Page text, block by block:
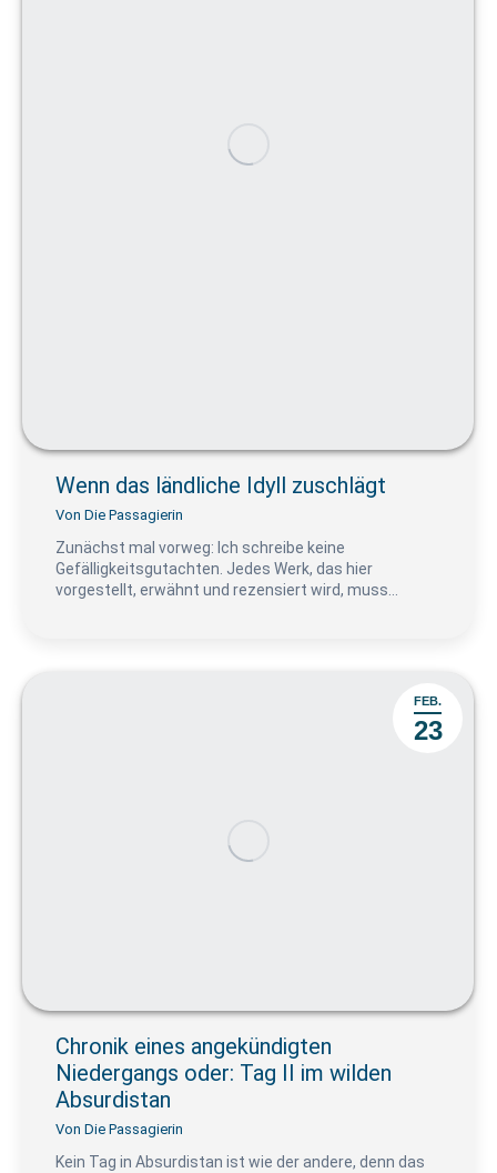
Wenn das ländliche Idyll zuschlägt
Von Die Passagierin
Zunächst mal vorweg: Ich schreibe keine
Gefälligkeitsgutachten. Jedes Werk, das hier
vorgestellt, erwähnt und rezensiert wird, muss…
FEB.
23
Chronik eines angekündigten
Niedergangs oder: Tag II im wilden
Absurdistan
Von Die Passagierin
Kein Tag in Absurdistan ist wie der andere, denn das